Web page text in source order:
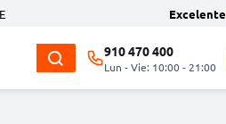
Excelente
910 470 400
Lun - Vie: 10:00 - 21:00